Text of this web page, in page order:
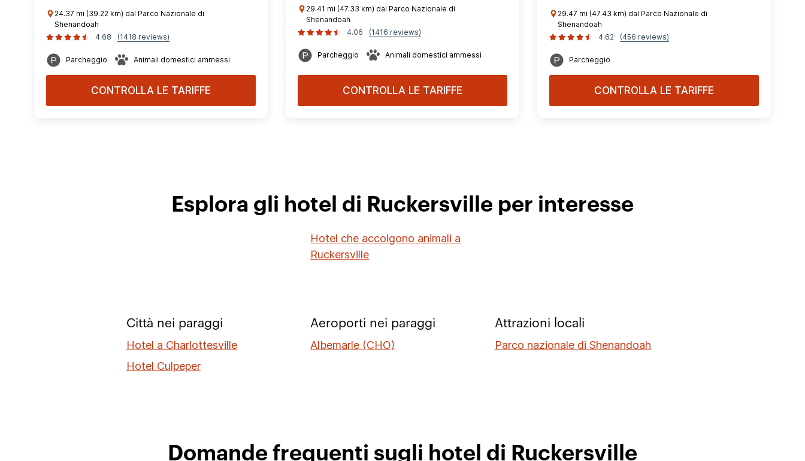
24.37 mi (39.22 km) dal Parco Nazionale di
Shenandoah
4.68
(1418 reviews)
Parcheggio Animali domestici ammessi
CONTROLLA LE TARIFFE
29.41 mi (47.33 km) dal Parco Nazionale di
Shenandoah
4.06
(1416 reviews)
Parcheggio Animali domestici ammessi
CONTROLLA LE TARIFFE
29.47 mi (47.43 km) dal Parco Nazionale di
Shenandoah
4.62
(456 reviews)
Parcheggio
CONTROLLA LE TARIFFE
Esplora gli hotel di Ruckersville per interesse
Hotel che accolgono animali a
Ruckersville
Città nei paraggi
Hotel a Charlottesville
Hotel Culpeper
Aeroporti nei paraggi
Albemarle (CHO)
Attrazioni locali
Parco nazionale di Shenandoah
Domande frequenti sugli hotel di Ruckersville